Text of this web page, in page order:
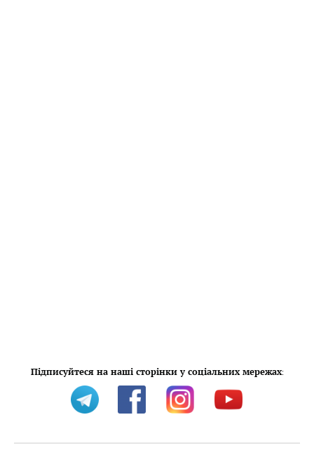
Підписуйтеся на наші сторінки у соціальних мережах: